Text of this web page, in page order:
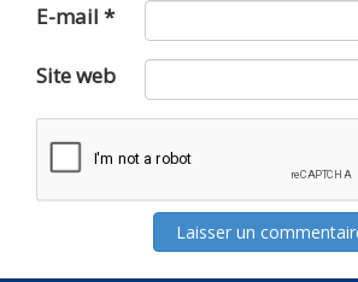
E-mail *
Site web